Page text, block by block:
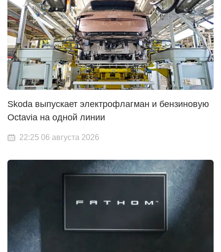
Skoda выпускает электрофлагман и бензиновую
Octavia на одной линии
22:25 06 августа 2026